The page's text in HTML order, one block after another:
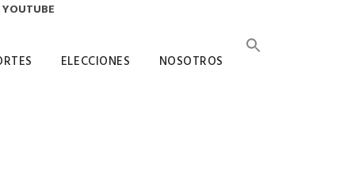
YOUTUBE
ELECCIONES NOSOTROS